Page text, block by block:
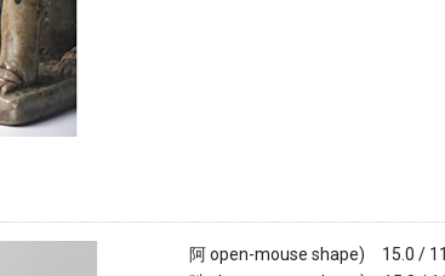
阿 open-mouse shape) 15.0 /